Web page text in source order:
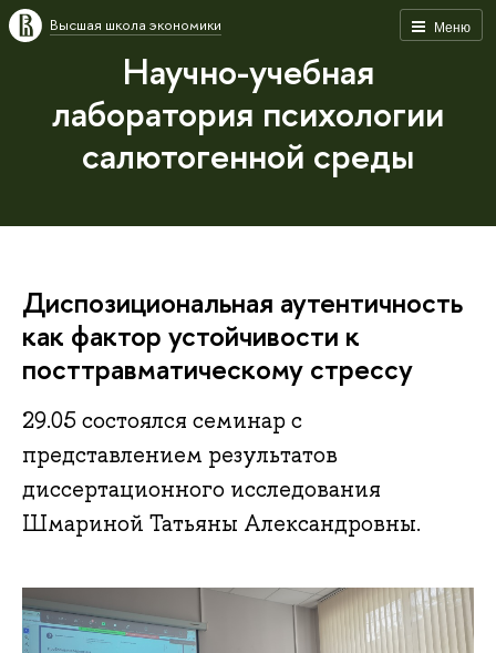
Меню
Высшая школа экономики
Научно-учебная
лаборатория психологии
салютогенной среды
Диспозициональная аутентичность
как фактор устойчивости к
посттравматическому стрессу
29.05 состоялся семинар с
представлением результатов
диссертационного исследования
Шмариной Татьяны Александровны.